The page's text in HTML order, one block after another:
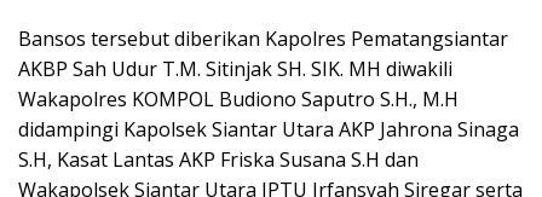
Bansos tersebut diberikan Kapolres Pematangsiantar
AKBP Sah Udur T.M. Sitinjak SH. SIK. MH diwakili
Wakapolres KOMPOL Budiono Saputro S.H., M.H
didampingi Kapolsek Siantar Utara AKP Jahrona Sinaga
S.H, Kasat Lantas AKP Friska Susana S.H dan
Wakapolsek Siantar Utara IPTU Irfansyah Siregar serta